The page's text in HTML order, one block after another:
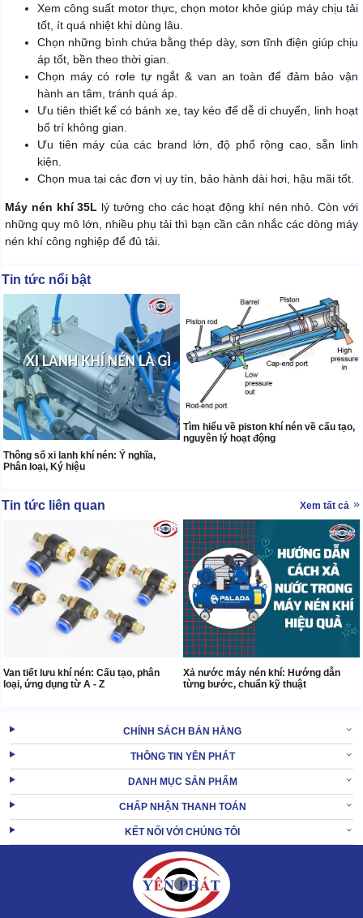
Xem công suất motor thực, chọn motor khỏe giúp máy chịu tải
tốt, ít quá nhiệt khi dùng lâu.
Chọn những bình chứa bằng thép dày, sơn tĩnh điện giúp chịu
áp tốt, bền theo thời gian.
Chọn máy có rơle tự ngắt & van an toàn để đảm bảo vận
hành an tâm, tránh quá áp.
Ưu tiên thiết kế có bánh xe, tay kéo để dễ di chuyển, linh hoạt
bố trí không gian.
Ưu tiên máy của các brand lớn, độ phổ rộng cao, sẵn linh
kiện.
Chọn mua tại các đơn vị uy tín, bảo hành dài hơi, hậu mãi tốt.
Máy nén khí 35L lý tưởng cho các hoạt động khí nén nhỏ. Còn với
những quy mô lớn, nhiều phụ tải thì bạn cần cân nhắc các dòng máy
nén khí công nghiệp để đủ tải.
Tin tức nổi bật
Thông số xi lanh khí nén: Ý nghĩa,
Phân loại, Ký hiệu
Tìm hiểu về piston khí nén về cấu tạo,
nguyên lý hoạt động
Tin tức liên quan Xem tất cả
Van tiết lưu khí nén: Cấu tạo, phân
loại, ứng dụng từ A - Z
Xả nước máy nén khí: Hướng dẫn
từng bước, chuẩn kỹ thuật
CHÍNH SÁCH BÁN HÀNG
THÔNG TIN YÊN PHÁT
DANH MỤC SẢN PHẨM
CHẤP NHẬN THANH TOÁN
KẾT NỐI VỚI CHÚNG TÔI